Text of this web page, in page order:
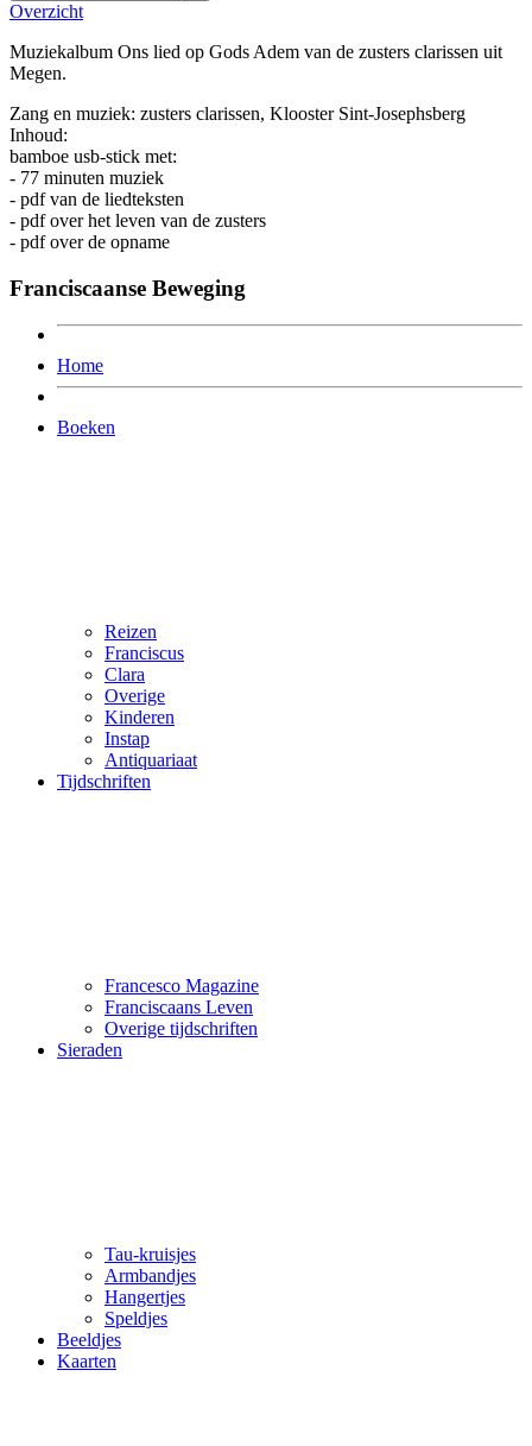
Overzicht
Muziekalbum Ons lied op Gods Adem van de zusters clarissen uit
Megen.
Zang en muziek: zusters clarissen, Klooster Sint-Josephsberg
Inhoud:
bamboe usb-stick met:
- 77 minuten muziek
- pdf van de liedteksten
- pdf over het leven van de zusters
- pdf over de opname
Franciscaanse Beweging
Home
Boeken
Reizen
Franciscus
Clara
Overige
Kinderen
Instap
Antiquariaat
Tijdschriften
Francesco Magazine
Franciscaans Leven
Overige tijdschriften
Sieraden
Tau-kruisjes
Armbandjes
Hangertjes
Speldjes
Beeldjes
Kaarten